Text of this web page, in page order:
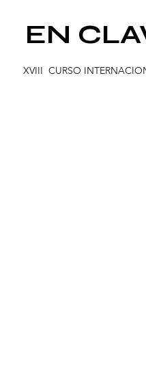
EN
XVIII CURSO